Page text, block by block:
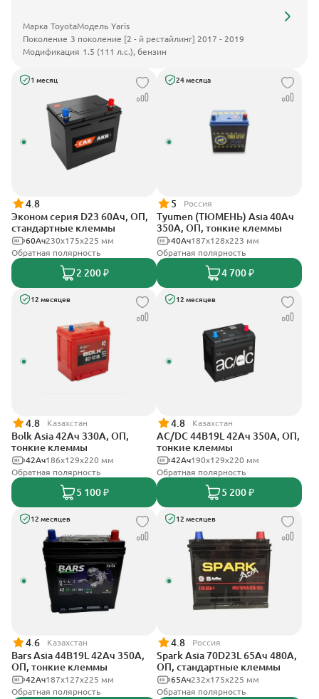
Марка ToyotaМодель Yaris
Поколение 3 поколение [2 - й рестайлинг] 2017 - 2019
Модификация 1.5 (111 л.с.), бензин
1 месяц
4.8
Эконом серия D23 60Ач, ОП,
стандартные клеммы
230x175x225 мм
60Ач
Обратная полярность
2 200 ₽
24 месяца
5 Россия
Tyumen (ТЮМЕНЬ) Asia 40Ач
350А, ОП, тонкие клеммы
187х128х223 мм
40Ач
Обратная полярность
4 700 ₽
12 месяцев
4.8 Казахстан
Bolk Asia 42Ач 330А, ОП,
тонкие клеммы
186х129х220 мм
42Ач
Обратная полярность
5 100 ₽
12 месяцев
4.8 Казахстан
AC/DC 44B19L 42Ач 350А, ОП,
тонкие клеммы
190x129x220 мм
42Ач
Обратная полярность
5 200 ₽
12 месяцев
4.6 Казахстан
Bars Asia 44B19L 42Ач 350А,
ОП, тонкие клеммы
187x127x225 мм
42Ач
Обратная полярность
12 месяцев
4.8 Россия
Spark Asia 70D23L 65Ач 480А,
ОП, стандартные клеммы
232x175x225 мм
65Ач
Обратная полярность